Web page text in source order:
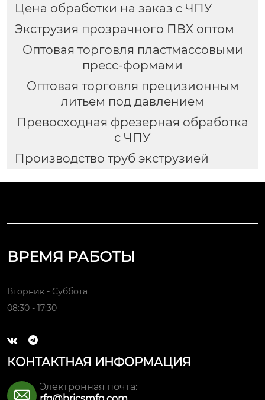
Цена обработки на заказ с ЧПУ
Экструзия прозрачного ПВХ оптом
Оптовая торговля пластмассовыми
пресс-формами
Оптовая торговля прецизионным
литьем под давлением
Превосходная фрезерная обработка
с ЧПУ
Производство труб экструзией
ВРЕМЯ РАБОТЫ
Вторник - Суббота
08:30 - 17:30
 
КОНТАКТНАЯ ИНФОРМАЦИЯ

Электронная почта: